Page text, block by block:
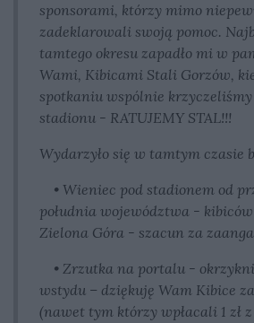
sponsorami, którzy mimo
zadeklarowali swoją pomoc.
tamtego okresu zapadło mi w
Wami, Kibicami Stali Gorzów,
spotkaniu wspólnie
stadionu - RATUJEMY STAL!!!
Wydarzyło się w tamtym czasie
• Wieniec pod stadionem od
południa województwa -
Zielona Góra - szacun za
• Zrzutka na portalu -
wstydu – dziękuję Wam Kibice
(nawet tym którzy wpłacali 1 zł